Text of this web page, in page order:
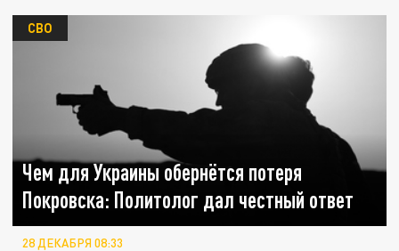
Чем для Украины обернётся потеря
Покровска: Политолог дал честный ответ
СВО
28 ДЕКАБРЯ 08:33